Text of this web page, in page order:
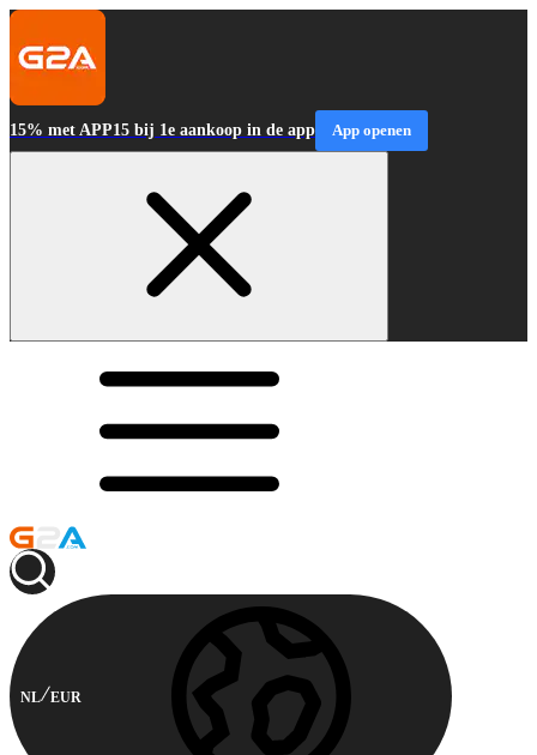
15% met APP15 bij 1e aankoop in de app App openen
NL EUR